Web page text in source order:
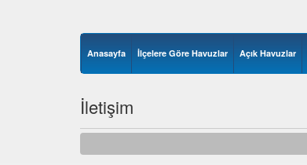
Anasayfa İlçelere Göre Havuzlar Açık Havuzlar
İletişim